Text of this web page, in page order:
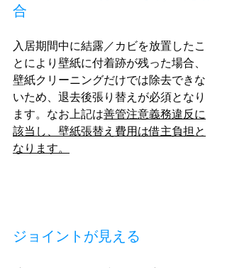
合
入居期間中に結露／カビを放置したこ
とにより壁紙に付着跡が残った場合、
壁紙クリーニングだけでは除去できな
いため、退去後張り替えが必須となり
ます。なお上記は善管注意義務違反に
該当し、壁紙張替え費用は借主負担と
なります。
ジョイントが見える